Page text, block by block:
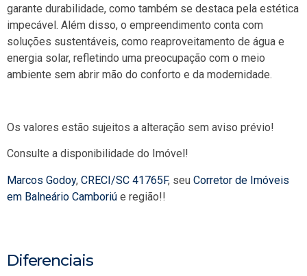
garante durabilidade, como também se destaca pela estética
impecável. Além disso, o empreendimento conta com
soluções sustentáveis, como reaproveitamento de água e
energia solar, refletindo uma preocupação com o meio
ambiente sem abrir mão do conforto e da modernidade.
Os valores estão sujeitos a alteração sem aviso prévio!
Consulte a disponibilidade do Imóvel!
Marcos Godoy, CRECI/SC 41765F, seu Corretor de Imóveis
em Balneário Camboriú e região!!
Diferenciais